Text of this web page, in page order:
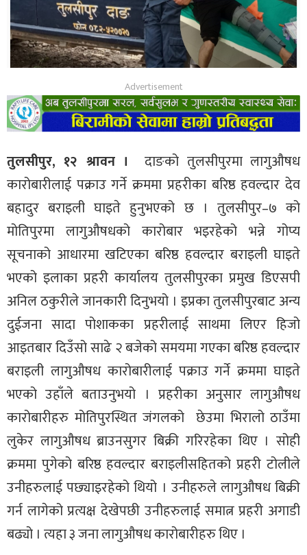
तुलसीपुर, १२ श्रावन ।
दाङको तुलसीपुरमा लागुऔषध
कारोबारीलाई पक्राउ गर्ने क्रममा प्रहरीका बरिष्ठ हवल्दार देव
बहादुर बराइली घाइते हुनुभएको छ । तुलसीपुर–७ को
मोतिपुरमा लागुऔषधको कारोबार भइरहेको भन्ने गोप्य
सूचनाको आधारमा खटिएका बरिष्ठ हवल्दार बराइली घाइते
भएको इलाका प्रहरी कार्यालय तुलसीपुरका प्रमुख डिएसपी
अनिल ठकुरीले जानकारी दिनुभयो । इप्रका तुलसीपुरबाट अन्य
दुईजना सादा पोशाकका प्रहरीलाई साथमा लिएर हिजो
आइतबार दिउँसो साढे २ बजेको समयमा गएका बरिष्ठ हवल्दार
बराइली लागुऔषध कारोबारीलाई पक्राउ गर्ने क्रममा घाइते
भएको उहाँले बताउनुभयो । प्रहरीका अनुसार लागुऔषध
कारोबारीहरु मोतिपुरस्थित जंगलको छेउमा भिरालो ठाउँमा
लुकेर लागुऔषध ब्राउनसुगर बिक्री गरिरहेका थिए । सोही
क्रममा पुगेको बरिष्ठ हवल्दार बराइलीसहितको प्रहरी टोलीले
उनीहरुलाई पछ्याइरहेको थियो । उनीहरुले लागुऔषध बिक्री
गर्न लागेको प्रत्यक्ष देखेपछी उनीहरुलाई समात्न प्रहरी अगाडी
बढ्यो । त्यहा ३ जना लागुऔषध कारोबारीहरु थिए ।